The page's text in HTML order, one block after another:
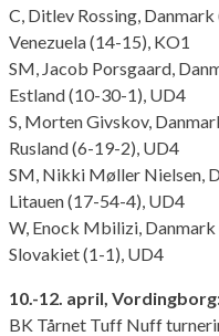
C, Ditlev Rossing,
Venezuela (14-15), KO1
SM, Jacob Porsgaard,
Estland (10-30-1), UD4
S, Morten Givskov,
Rusland (6-19-2), UD4
SM, Nikki Møller Nielsen,
Litauen (17-54-4), UD4
W, Enock Mbilizi,
Slovakiet (1-1), UD4
10.-12. april,
BK Tårnet Tuff Nuff